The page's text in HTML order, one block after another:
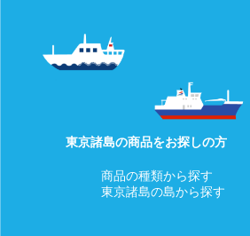
東京諸島の商品をお探しの方
商品の種類から探す
東京諸島の島から探す